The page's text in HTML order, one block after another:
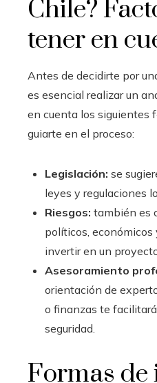
Chile?
tener en
Antes de decidirte por
es esencial realizar un
en cuenta los siguientes
guiarte en el proceso:
Legislación: se
leyes y regulaciones
Riesgos: también es
políticos,
invertir en un
Asesoramiento
orientación de
o finanzas te
seguridad.
Formas